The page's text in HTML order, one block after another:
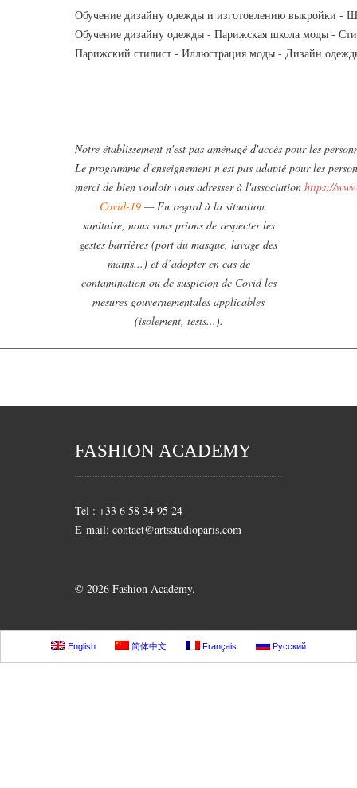
Обучение дизайну одежды и изготовлению выкройки -
Обучение дизайну одежды - Парижская школа моды -
Парижский стилист - Иллюстрация моды - Дизайн
Notre établissement n'est pas aménagé d'accès pour les
Le programme d'enseignement n'est pas adapté pour les
merci de bien vouloir vous adresser à l'association https://
Covid-19 — Eu regard à la situation
sanitaire, nous vous prions de respecter les
gestes barrières (port du masque, lavage des
mains...) et d’adopter en cas de
contamination ou de suspicion de Covid les
mesures gouvernementales applicables
(isolement, tests...).
FASHION ACADEMY
Tel : +33 6 58 34 95 24
E-mail: contact@artsstudioparis.com
© 2026 Fashion Academy.
English 简体中文 Français Русский